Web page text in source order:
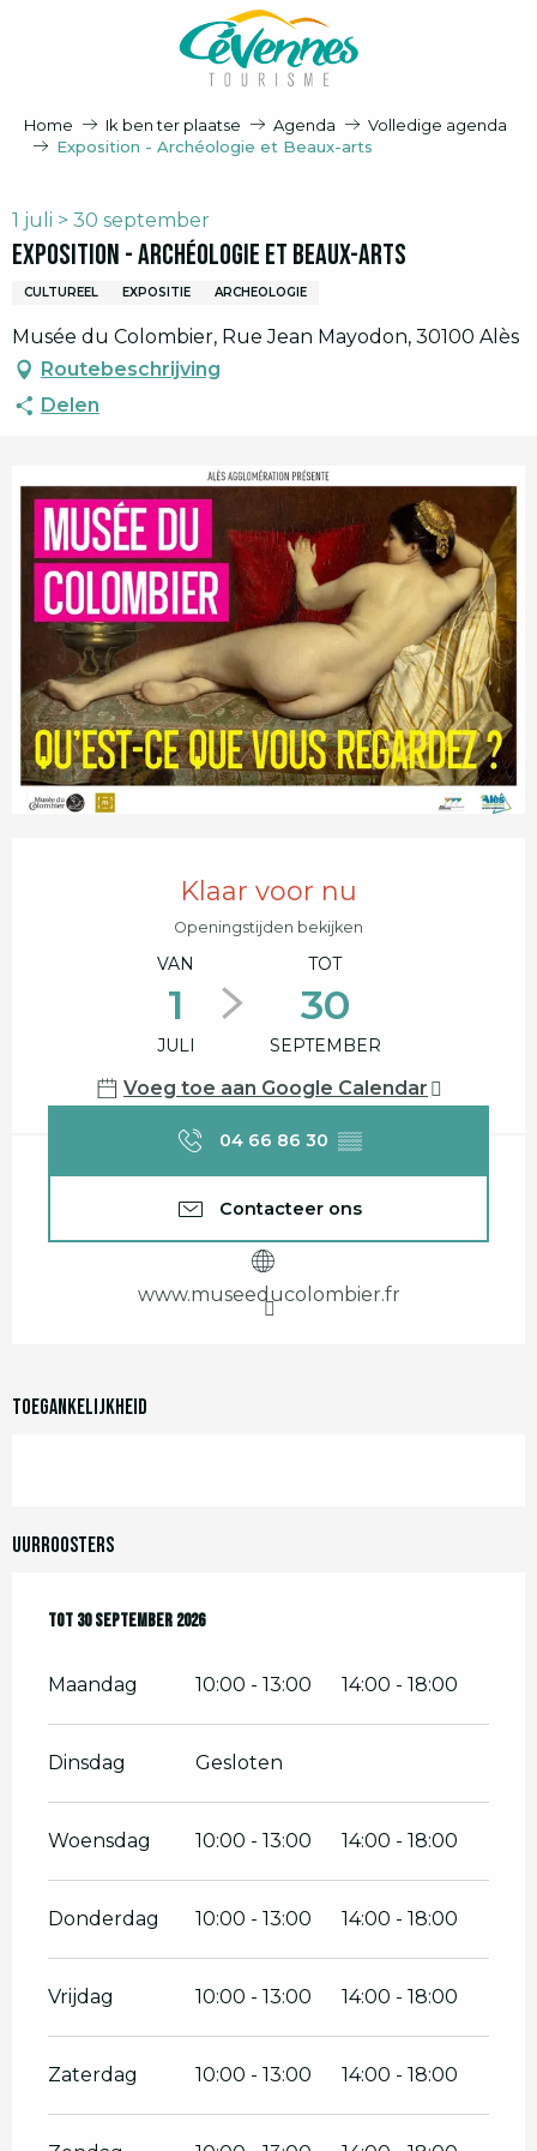
Home Ik ben ter plaatse Agenda
Volledige agenda
Exposition - Archéologie et Beaux-arts
1 juli > 30 september
Exposition - Archéologie et Beaux-arts
CULTUREEL EXPOSITIE ARCHEOLOGIE
Musée du Colombier, Rue Jean Mayodon, 30100 Alès
Routebeschrijving
Delen
Klaar voor nu
Openingstijden bekijken
VAN
1
JULI
TOT
30
SEPTEMBER
Voeg toe aan Google Calendar
04 66 86 30 ▒▒
Contacteer ons
www.museeducolombier.fr
Toegankelijkheid
Uurroosters
Vanaf1 juli 2026tot30 september 2026
Tot 30 september 2026
Maandag 10:00 - 13:00 14:00 - 18:00
Dinsdag Gesloten
Woensdag 10:00 - 13:00 14:00 - 18:00
Donderdag 10:00 - 13:00 14:00 - 18:00
Vrijdag 10:00 - 13:00 14:00 - 18:00
Zaterdag 10:00 - 13:00 14:00 - 18:00